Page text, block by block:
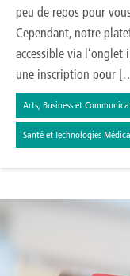
peu de repos pour
Cependant, notre
accessible via
une inscription pour
Arts, Business et
Santé et Technologies